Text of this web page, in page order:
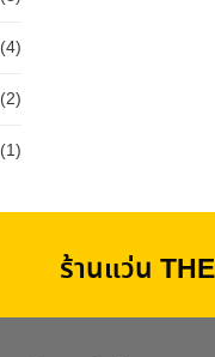
(4)
(2)
(1)
ร้านแว่น